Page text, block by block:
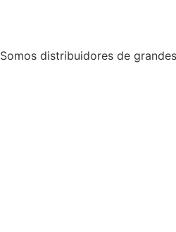
Somos distribuidores de